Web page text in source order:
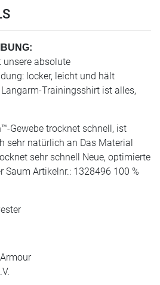
unsere absolute
locker, leicht und hält
Trainingsshirt ist alles,
Gewebe trocknet schnell, ist
sehr natürlich an Das Material
sehr schnell Neue, optimierte
Saum Artikelnr.: 1328496 100 %